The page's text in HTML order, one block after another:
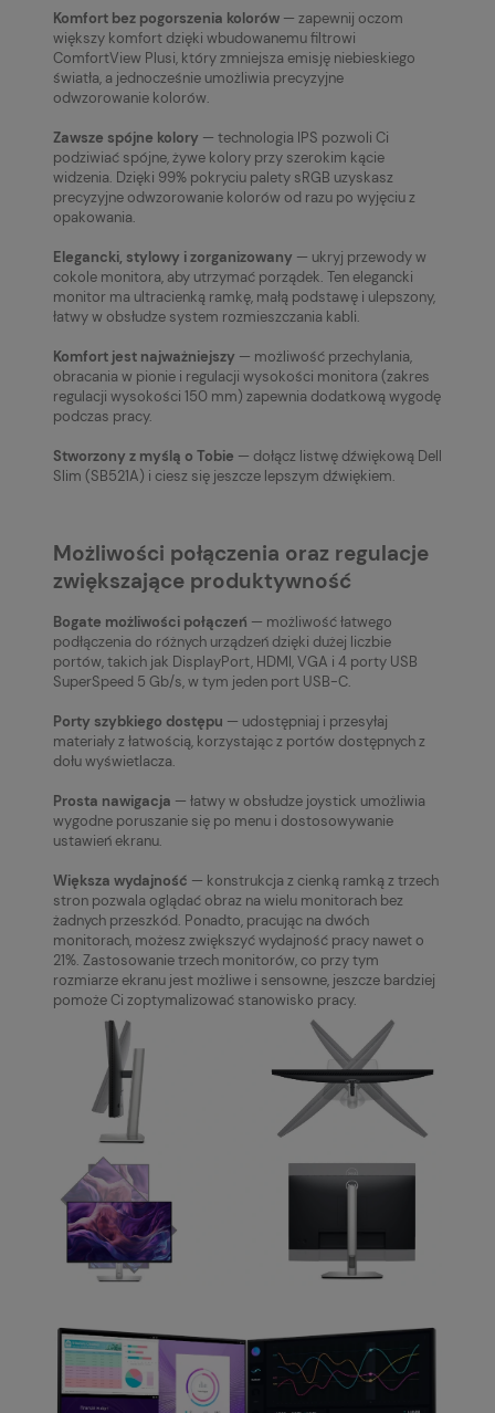
Komfort bez pogorszenia kolorów — zapewnij oczom
większy komfort dzięki wbudowanemu filtrowi
ComfortView Plusi, który zmniejsza emisję niebieskiego
światła, a jednocześnie umożliwia precyzyjne
odwzorowanie kolorów.
Zawsze spójne kolory — technologia IPS pozwoli Ci
podziwiać spójne, żywe kolory przy szerokim kącie
widzenia. Dzięki 99% pokryciu palety sRGB uzyskasz
precyzyjne odwzorowanie kolorów od razu po wyjęciu z
opakowania.
Elegancki, stylowy i zorganizowany — ukryj przewody w
cokole monitora, aby utrzymać porządek. Ten elegancki
monitor ma ultracienką ramkę, małą podstawę i ulepszony,
łatwy w obsłudze system rozmieszczania kabli.
Komfort jest najważniejszy — możliwość przechylania,
obracania w pionie i regulacji wysokości monitora (zakres
regulacji wysokości 150 mm) zapewnia dodatkową wygodę
podczas pracy.
Stworzony z myślą o Tobie — dołącz listwę dźwiękową Dell
Slim (SB521A) i ciesz się jeszcze lepszym dźwiękiem.
Możliwości połączenia oraz regulacje
zwiększające produktywność
Bogate możliwości połączeń — możliwość łatwego
podłączenia do różnych urządzeń dzięki dużej liczbie
portów, takich jak DisplayPort, HDMI, VGA i 4 porty USB
SuperSpeed 5 Gb/s, w tym jeden port USB-C.
Porty szybkiego dostępu — udostępniaj i przesyłaj
materiały z łatwością, korzystając z portów dostępnych z
dołu wyświetlacza.
Prosta nawigacja — łatwy w obsłudze joystick umożliwia
wygodne poruszanie się po menu i dostosowywanie
ustawień ekranu.
Większa wydajność — konstrukcja z cienką ramką z trzech
stron pozwala oglądać obraz na wielu monitorach bez
żadnych przeszkód. Ponadto, pracując na dwóch
monitorach, możesz zwiększyć wydajność pracy nawet o
21%. Zastosowanie trzech monitorów, co przy tym
rozmiarze ekranu jest możliwe i sensowne, jeszcze bardziej
pomoże Ci zoptymalizować stanowisko pracy.